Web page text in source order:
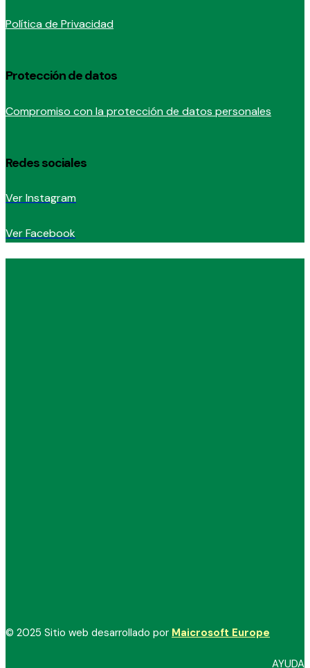
Política de Privacidad
Protección de datos
Compromiso con la protección de datos personales
Redes sociales
Ver Instagram
Ver Facebook
© 2025 Sitio web desarrollado por Maicrosoft Europe
AYUDA